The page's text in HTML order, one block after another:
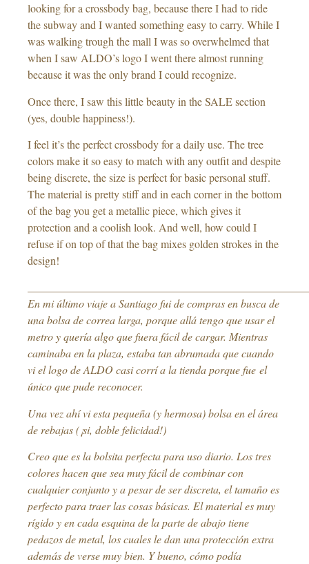
looking for a crossbody bag, because there I had to ride
the subway and I wanted something easy to carry. While I
was walking trough the mall I was so overwhelmed that
when I saw ALDO’s logo I went there almost running
because it was the only brand I could recognize.
Once there, I saw this little beauty in the SALE section
(yes, double happiness!).
I feel it’s the perfect crossbody for a daily use. The tree
colors make it so easy to match with any outfit and despite
being discrete, the size is perfect for basic personal stuff.
The material is pretty stiff and in each corner in the bottom
of the bag you get a metallic piece, which gives it
protection and a coolish look. And well, how could I
refuse if on top of that the bag mixes golden strokes in the
design!
En mi último viaje a Santiago fui de compras en busca de
una bolsa de correa larga, porque allá tengo que usar el
metro y quería algo que fuera fácil de cargar. Mientras
caminaba en la plaza, estaba tan abrumada que cuando
vi el logo de ALDO casi corrí a la tienda porque fue el
único que pude reconocer.
Una vez ahí vi esta pequeña (y hermosa) bolsa en el área
de rebajas (¡si, doble felicidad!)
Creo que es la bolsita perfecta para uso diario. Los tres
colores hacen que sea muy fácil de combinar con
cualquier conjunto y a pesar de ser discreta, el tamaño es
perfecto para traer las cosas básicas. El material es muy
rígido y en cada esquina de la parte de abajo tiene
pedazos de metal, los cuales le dan una protección extra
además de verse muy bien. Y bueno, cómo podía